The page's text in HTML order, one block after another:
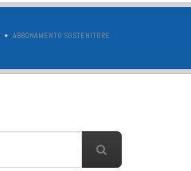
ABBONAMENTO SOSTENITORE